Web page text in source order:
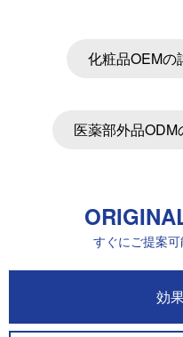
化粧品OEMの
医薬部外品
すぐにご提案
効